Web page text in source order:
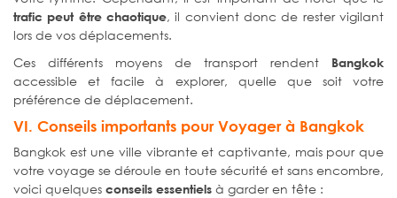
trafic peut être chaotique, il convient donc de rester vigilant
lors de vos déplacements.
Ces différents moyens de transport rendent
Bangkok
accessible et facile à explorer, quelle que soit votre
préférence de déplacement.
VI. Conseils importants pour Voyager à Bangkok
Bangkok est une ville vibrante et captivante, mais pour que
votre voyage se déroule en toute sécurité et sans encombre,
voici quelques conseils essentiels à garder en tête :